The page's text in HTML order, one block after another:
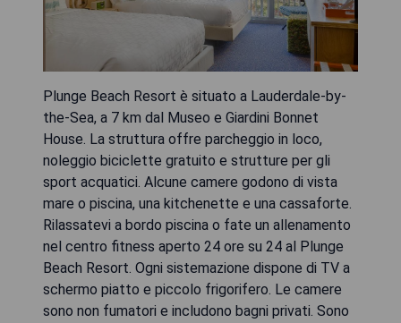
Plunge Beach Resort è situato a Lauderdale-by-
the-Sea, a 7 km dal Museo e Giardini Bonnet
House. La struttura offre parcheggio in loco,
noleggio biciclette gratuito e strutture per gli
sport acquatici. Alcune camere godono di vista
mare o piscina, una kitchenette e una cassaforte.
Rilassatevi a bordo piscina o fate un allenamento
nel centro fitness aperto 24 ore su 24 al Plunge
Beach Resort. Ogni sistemazione dispone di TV a
schermo piatto e piccolo frigorifero. Le camere
sono non fumatori e includono bagni privati. Sono